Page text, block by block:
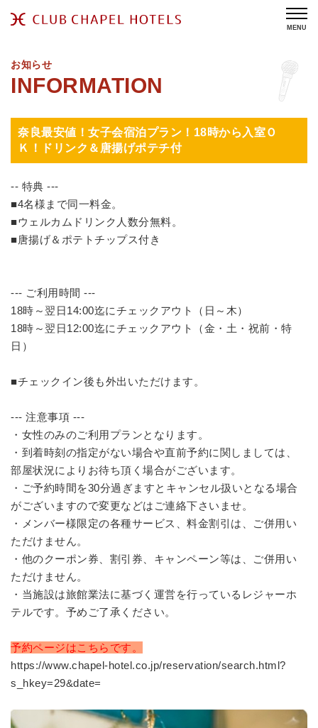
MENU
お知らせ
奈良最安値！女子会宿泊プラン！18時から入室Ｏ
Ｋ！ドリンク＆唐揚げポテチ付
-- 特典 ---
■4名様まで同一料金。
■ウェルカムドリンク人数分無料。
■唐揚げ＆ポテトチップス付き
--- ご利用時間 ---
18時～翌日14:00迄にチェックアウト（日～木）
18時～翌日12:00迄にチェックアウト（金・土・祝前・特
日）
■チェックイン後も外出いただけます。
--- 注意事項 ---
・女性のみのご利用プランとなります。
・到着時刻の指定がない場合や直前予約に関しましては、
部屋状況によりお待ち頂く場合がございます。
・ご予約時間を30分過ぎますとキャンセル扱いとなる場合
がございますので変更などはご連絡下さいませ。
・メンバー様限定の各種サービス、料金割引は、ご併用い
ただけません。
・他のクーポン券、割引券、キャンペーン等は、ご併用い
ただけません。
・当施設は旅館業法に基づく運営を行っているレジャーホ
テルです。予めご了承ください。
予約ページはこちらです。
https://www.chapel-hotel.co.jp/reservation/search.html?
s_hkey=29&date=